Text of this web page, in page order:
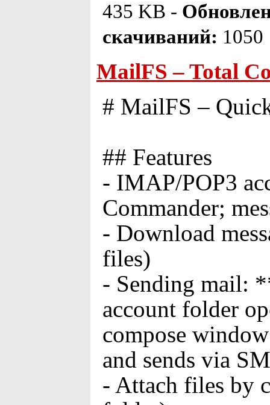
435 KB -
скачиваний: 1050
MailFS – Total
# MailFS –
## Features
- IMAP/POP3
Commander;
- Download
files)
- Sending mail:
account folder
compose
and sends via
- Attach files by